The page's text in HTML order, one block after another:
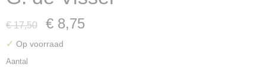
€ 17,50 € 8,75
✓ Op voorraad
Aantal